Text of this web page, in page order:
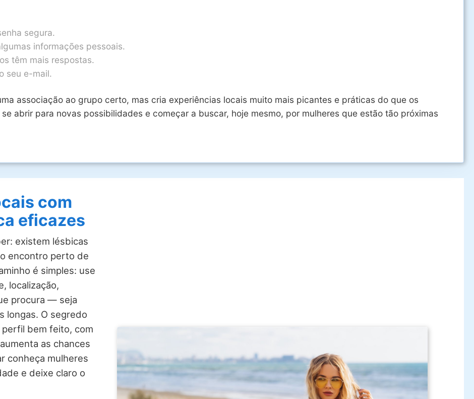
segura.
informações pessoais.
têm mais respostas.
seu e-mail.
associação ao grupo certo, mas cria experiências locais muito mais picantes e práticas do que os
abrir para novas possibilidades e começar a buscar, hoje mesmo, por mulheres que estão tão próximas
com
eficazes
existem lésbicas
encontro perto de
é simples: use
localização,
procura — seja
longas. O segredo
bem feito, com
as chances
conheça mulheres
e deixe claro o